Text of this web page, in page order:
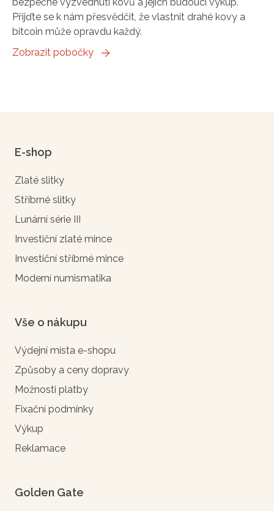
Přijďte se k nám přesvědčit, že vlastnit drahé kovy a
bitcoin může opravdu každý.
Zobrazit pobočky
E-shop
Zlaté slitky
Stříbrné slitky
Lunární série III
Investiční zlaté mince
Investiční stříbrné mince
Moderní numismatika
Vše o nákupu
Výdejní místa e-shopu
Způsoby a ceny dopravy
Možnosti platby
Fixační podmínky
Výkup
Reklamace
Golden Gate